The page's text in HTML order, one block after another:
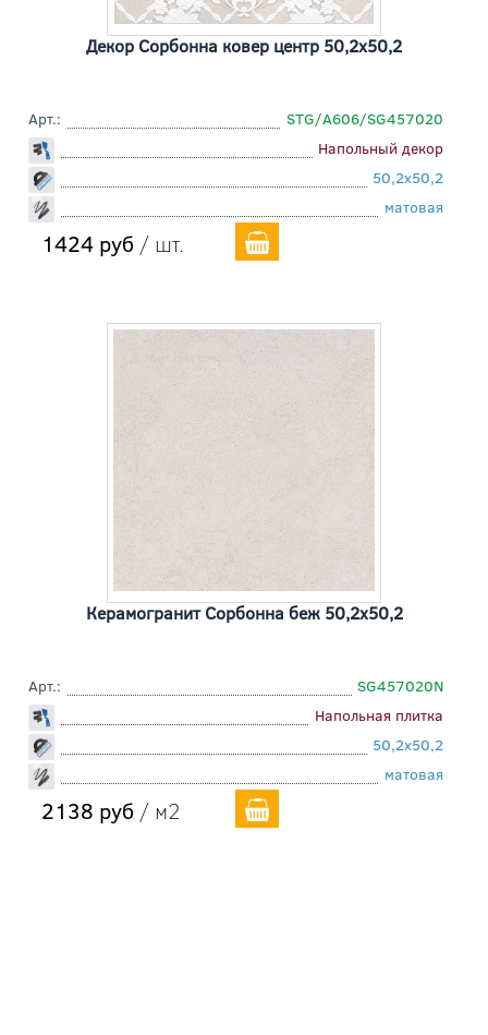
Декор Сорбонна ковер центр 50,2x50,2
Арт.:
STG/A606/SG457020
Напольный декор
50,2x50,2
матовая
1424 руб / шт.
Керамогранит Сорбонна беж 50,2x50,2
Арт.:
SG457020N
Напольная плитка
50,2x50,2
матовая
2138 руб / м2